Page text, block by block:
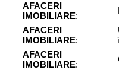
AFACERI
IMOBILIARE:
AFACERI
IMOBILIARE:
AFACERI
IMOBILIARE: